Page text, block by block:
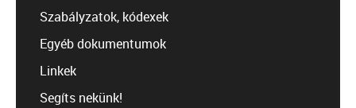
Szabályzatok, kódexek
Egyéb dokumentumok
Linkek
Segíts nekünk!